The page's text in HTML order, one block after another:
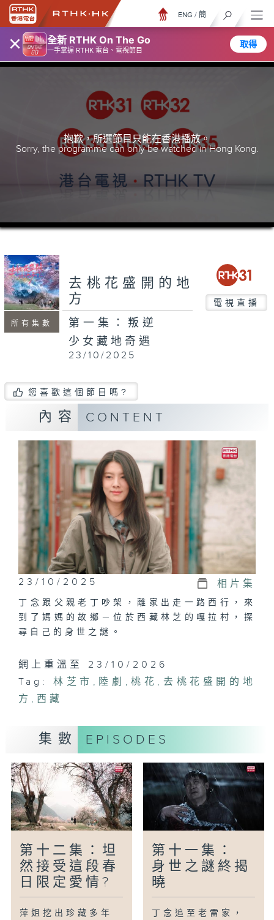
× 全新 RTHK On The Go
一手掌握 RTHK 電台、電視節目
取得
ENG / 簡
抱歉，所選節目只能在香港播放。
Sorry, the programme can only be watched in Hong Kong.
所有集數
去桃花盛開的地
方
電視直播
第一集：叛逆
少女藏地奇遇
23/10/2025
您喜歡這個節目嗎?
內容 CONTENT
23/10/2025 相片集
丁念跟父親老丁吵架，離家出走一路西行，來
到了媽媽的故鄉－位於西藏林芝的嘎拉村，探
尋自己的身世之謎。
網上重溫至 23/10/2026
Tag:
林芝市 , 陸劇 , 桃花 , 去桃花盛開的地
方 , 西藏
集數 EPISODES
第十二集：坦
然接受這段春
日限定愛情?
萍姐挖出珍藏多年
第十一集：
身世之謎終揭
曉
丁念追至老雷家，